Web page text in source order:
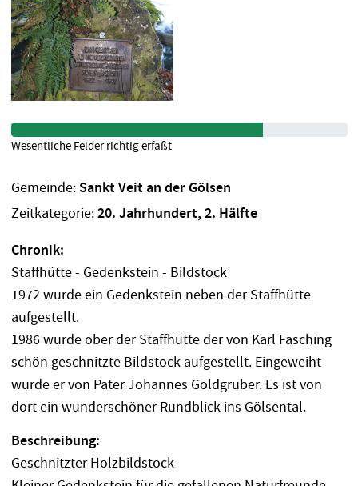
Gemeinde: Sankt Veit an der Gölsen
Zeitkategorie:20. Jahrhundert, 2. Hälfte
Chronik:
Staffhütte - Gedenkstein - Bildstock
1972 wurde ein Gedenkstein neben der Staffhütte
aufgestellt.
1986 wurde ober der Staffhütte der von Karl Fasching
schön geschnitzte Bildstock aufgestellt. Eingeweiht
wurde er von Pater Johannes Goldgruber. Es ist von
dort ein wunderschöner Rundblick ins Gölsental.
Beschreibung:
Geschnitzter Holzbildstock
Wesentliche Felder richtig erfaßt